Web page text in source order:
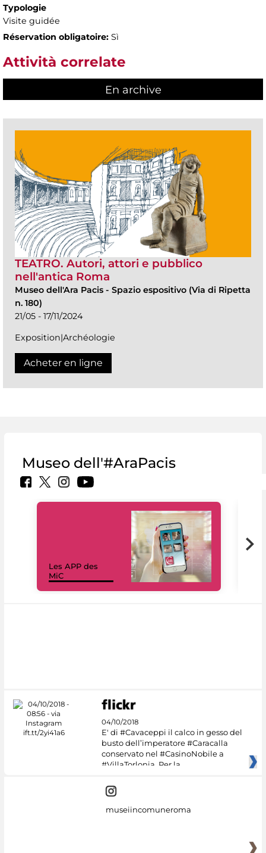
Typologie
Visite guidée
Réservation obligatoire: Sì
Attività correlate
En archive
TEATRO. Autori, attori e pubblico
nell'antica Roma
Museo dell'Ara Pacis - Spazio espositivo (Via di Ripetta
n. 180)
21/05 - 17/11/2024
Exposition|Archéologie
Acheter en ligne
Museo dell'#AraPacis
Les APP des
MiC
04/10/2018
E' di #Cavaceppi il calco in gesso del
busto dell’imperatore #Caracalla
conservato nel #CasinoNobile a
#VillaTorlonia. Per la
museiincomuneroma